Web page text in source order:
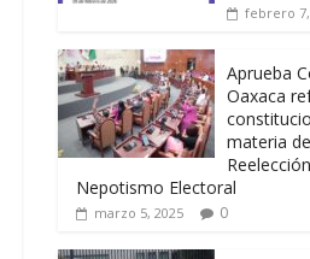
febrero 7,
Aprueba
Oaxaca
materia
Nepotismo Electoral
marzo 5, 2025 0